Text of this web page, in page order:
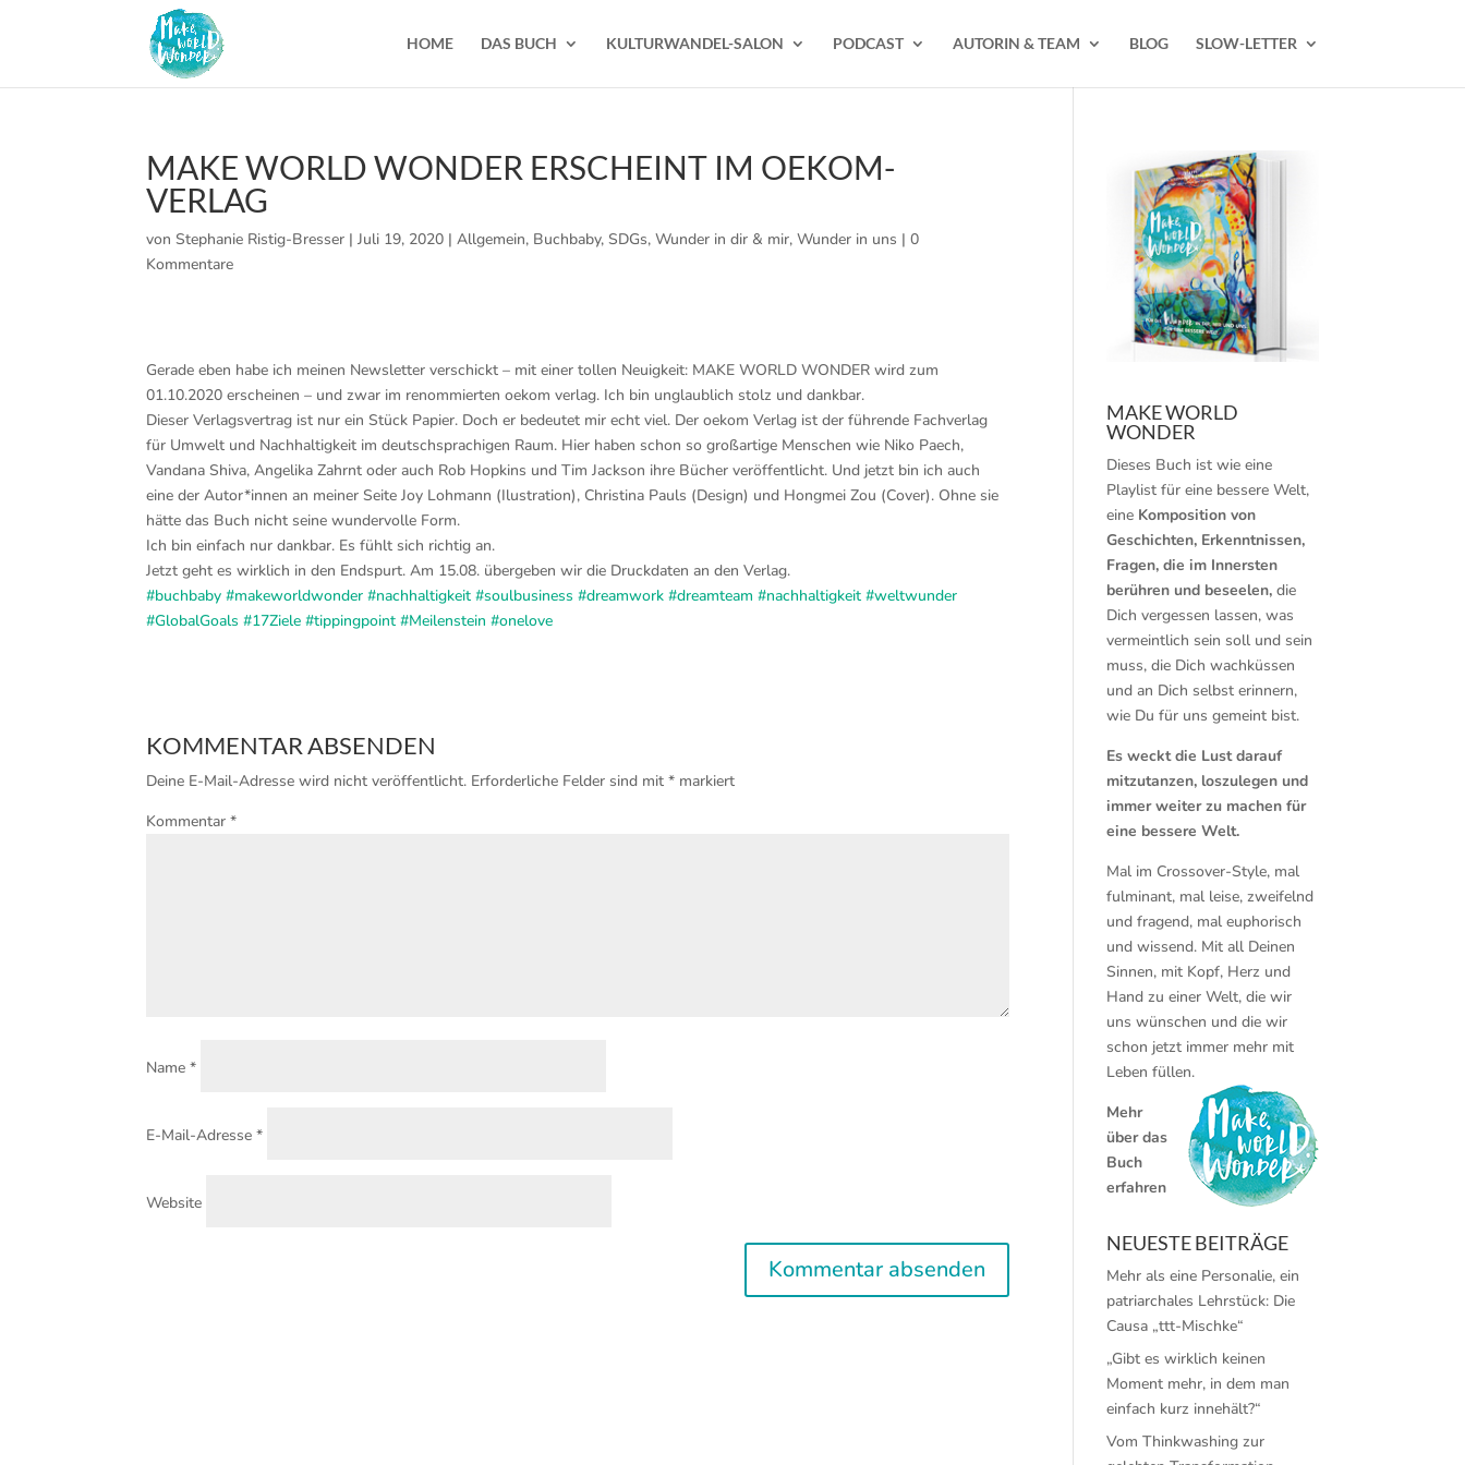
HOME DAS BUCH KULTURWANDEL-SALON PODCAST AUTORIN & TEAM BLOG SLOW-LETTER
MAKE WORLD WONDER ERSCHEINT IM OEKOM-
VERLAG
vonStephanie Ristig-Bresser |Juli 19, 2020 |Allgemein, Buchbaby,SDGs,Wunder in dir & mir,Wunder in uns |0
Kommentare
Gerade eben habe ich meinen Newsletter verschickt – mit einer tollen Neuigkeit: MAKE WORLD WONDER wird zum
01.10.2020 erscheinen – und zwar im renommierten oekom verlag. Ich bin unglaublich stolz und dankbar.
Dieser Verlagsvertrag ist nur ein Stück Papier. Doch er bedeutet mir echt viel. Der oekom Verlag ist der führende Fachverlag
für Umwelt und Nachhaltigkeit im deutschsprachigen Raum. Hier haben schon so großartige Menschen wie Niko Paech,
Vandana Shiva, Angelika Zahrnt oder auch Rob Hopkins und Tim Jackson ihre Bücher veröffentlicht. Und jetzt bin ich auch
eine der Autor*innen an meiner Seite Joy Lohmann (Ilustration), Christina Pauls (Design) und Hongmei Zou (Cover). Ohne sie
hätte das Buch nicht seine wundervolle Form.
Ich bin einfach nur dankbar. Es fühlt sich richtig an.
Jetzt geht es wirklich in den Endspurt. Am 15.08. übergeben wir die Druckdaten an den Verlag.
#buchbaby #makeworldwonder #nachhaltigkeit #soulbusiness #dreamwork #dreamteam #nachhaltigkeit #weltwunder
#GlobalGoals #17Ziele #tippingpoint #Meilenstein #onelove
KOMMENTAR ABSENDEN
Deine E-Mail-Adresse wird nicht veröffentlicht. Erforderliche Felder sind mit* markiert
Kommentar*
Name*
E-Mail-Adresse*
Website
MAKE WORLD
WONDER
Dieses Buch ist wie eine
Playlist für eine bessere Welt,
eine Komposition von
Geschichten, Erkenntnissen,
Fragen, die im Innersten
berühren und beseelen, die
Dich vergessen lassen, was
vermeintlich sein soll und sein
muss, die Dich wachküssen
und an Dich selbst erinnern,
wie Du für uns gemeint bist.
Es weckt die Lust darauf
mitzutanzen, loszulegen und
immer weiter zu machen für
eine bessere Welt.
Mal im Crossover-Style, mal
fulminant, mal leise, zweifelnd
und fragend, mal euphorisch
und wissend. Mit all Deinen
Sinnen, mit Kopf, Herz und
Hand zu einer Welt, die wir
uns wünschen und die wir
schon jetzt immer mehr mit
Leben füllen.
Mehr
über das
Buch
erfahren
NEUESTE BEITRÄGE
Mehr als eine Personalie, ein
patriarchales Lehrstück: Die
Causa „ttt-Mischke“
„Gibt es wirklich keinen
Moment mehr, in dem man
einfach kurz innehält?“
Vom Thinkwashing zur